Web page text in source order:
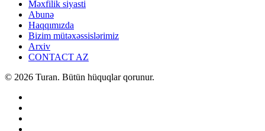
Məxfilik siyasti
Abunə
Haqqımızda
Bizim mütəxəssislərimiz
Arxiv
CONTACT AZ
© 2026 Turan. Bütün hüquqlar qorunur.